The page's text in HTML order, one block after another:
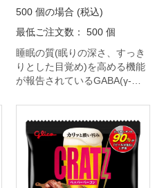
500 個の場合 (税込)
最低ご注文数： 500 個
睡眠の質(眠りの深さ、すっき
りとした目覚め)を高める機能
が報告されているGABA(γ-ア
ています。